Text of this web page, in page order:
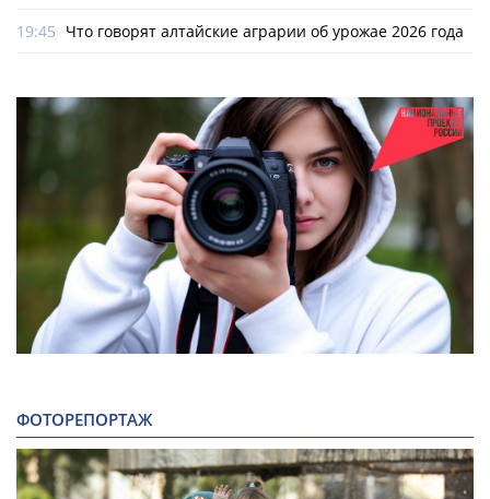
19:45 Что говорят алтайские аграрии об урожае 2026 года
ФОТОРЕПОРТАЖ